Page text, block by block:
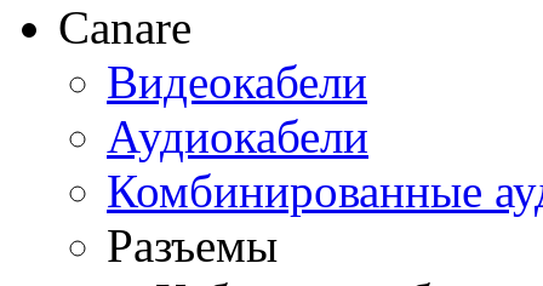
Canare
Видеокабели
Аудиокабели
Комбинированные
Разъемы